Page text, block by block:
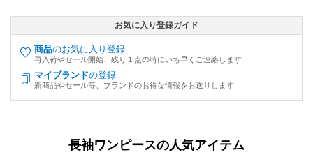
お気に入り登録ガイド
商品のお気に入り登録
再入荷やセール開始、残り１点の時にいち早くご連絡します
マイブランドの登録
新商品やセール等、ブランドのお得な情報をお送りします
長袖ワンピースの人気アイテム